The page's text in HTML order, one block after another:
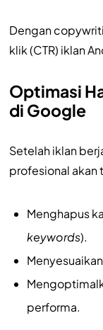
Dengan
klik (CTR) iklan
Optimasi
di Google
Setelah iklan
profesional akan
Menghapus
keywords).
performa.